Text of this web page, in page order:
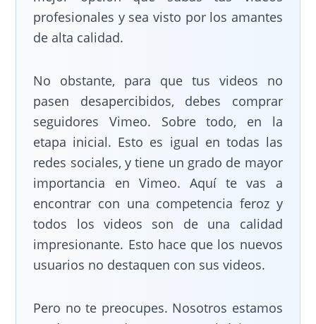
profesionales y sea visto por los amantes
de alta calidad.
No obstante, para que tus videos no
pasen desapercibidos, debes comprar
seguidores Vimeo. Sobre todo, en la
etapa inicial. Esto es igual en todas las
redes sociales, y tiene un grado de mayor
importancia en Vimeo. Aquí te vas a
encontrar con una competencia feroz y
todos los videos son de una calidad
impresionante. Esto hace que los nuevos
usuarios no destaquen con sus videos.
Pero no te preocupes. Nosotros estamos